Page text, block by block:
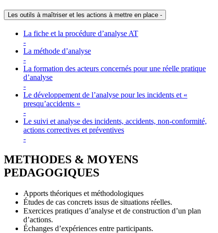
Les outils à maîtriser et les actions à mettre en place -
La fiche et la procédure d’analyse AT
-
La méthode d’analyse
-
La formation des acteurs concernés pour une réelle pratique
d’analyse
-
Le développement de l’analyse pour les incidents et «
presqu’accidents »
-
Le suivi et analyse des incidents, accidents, non-conformité,
actions correctives et préventives
-
METHODES & MOYENS
PEDAGOGIQUES
Apports théoriques et méthodologiques
Études de cas concrets issus de situations réelles.
Exercices pratiques d’analyse et de construction d’un plan
d’actions.
Échanges d’expériences entre participants.